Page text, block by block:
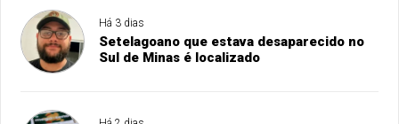
Há 3 dias
Setelagoano que estava desaparecido no
Sul de Minas é localizado